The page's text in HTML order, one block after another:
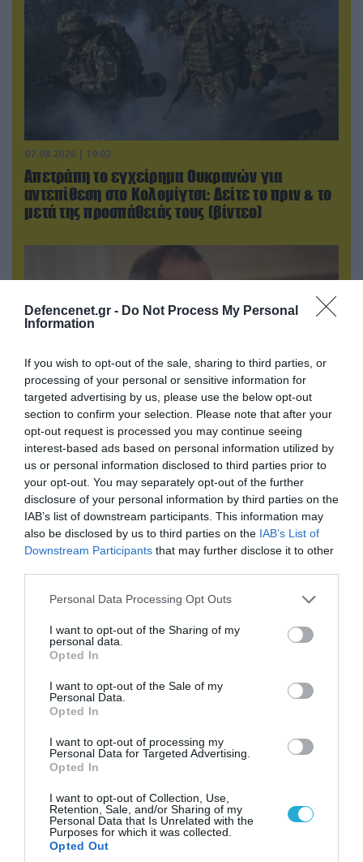
Defencenet.gr - Do Not Process My Personal
Information
If you wish to opt-out of the sale, sharing to third parties, or
processing of your personal or sensitive information for
targeted advertising by us, please use the below opt-out
section to confirm your selection. Please note that after your
opt-out request is processed you may continue seeing
interest-based ads based on personal information utilized by
us or personal information disclosed to third parties prior to
your opt-out. You may separately opt-out of the further
disclosure of your personal information by third parties on the
IAB’s list of downstream participants. This information may
also be disclosed by us to third parties on the IAB’s List of
Downstream Participants that may further disclose it to other
Please note that this website/app uses one or more Google
not limited to your visit or usage behaviour. You may click to
grant or deny consent to Google and its third-party tags to
use your data for below specified purposes in below Google
consent section.
Personal Data Processing Opt Outs
I want to opt-out of the Sharing of my
personal data.
Opted In
I want to opt-out of the Sale of my
Personal Data.
Opted In
I want to opt-out of processing my
Personal Data for Targeted Advertising.
Opted In
I want to opt-out of Collection, Use,
Retention, Sale, and/or Sharing of my
Personal Data that Is Unrelated with the
Purposes for which it was collected.
Opted Out
07.08.2026 | 19:02
Απετράπη το εγχείρημα Ουκρανών για
αντεπίθεση στο Κολομίγτσι: Δείτε το πριν & το
μετά της προσπάθειάς τους (βίντεο)
07.08.2026 | 20:02
Ο Γιάννης Αλαφούζος «τέλειωσε» τον
Κωνσταντίνο Ζούλα από τον ΣΚΑΪ – Ο λόγος της
απομάκρυνσής του
«Η απόλυτη τραγωδία»: Η «αιχμηρή» ανάρτηση
του Αρκά για τα τατουάζ (φωτο)